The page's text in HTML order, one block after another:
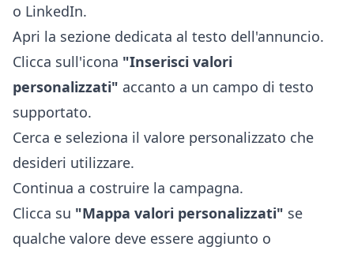
o LinkedIn.
Apri la sezione dedicata al testo dell'annuncio.
Clicca sull'icona "Inserisci valori
personalizzati" accanto a un campo di testo
supportato.
Cerca e seleziona il valore personalizzato che
desideri utilizzare.
Continua a costruire la campagna.
Clicca su "Mappa valori personalizzati" se
qualche valore deve essere aggiunto o